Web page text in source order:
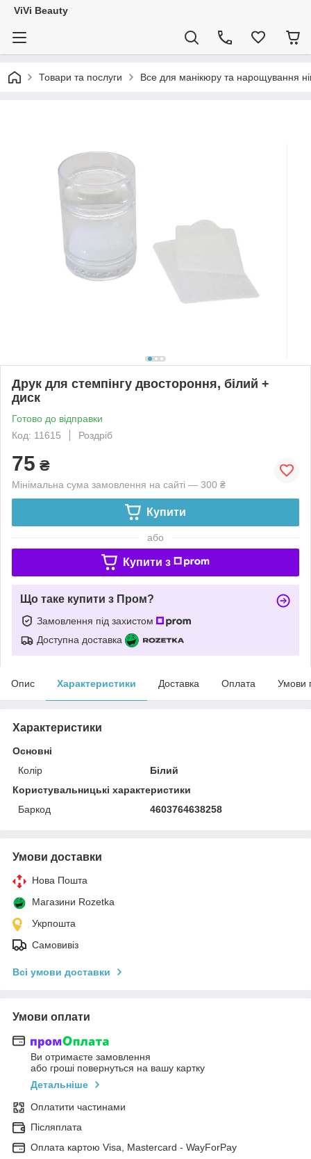
ViVi Beauty
Товари та послуги Все для манікюру та нарощування
Друк для стемпінгу двостороння, білий +
диск
Готово до відправки
Код: 11615
Роздріб
75 ₴
Мінімальна сума замовлення на сайті — 300 ₴
Купити
або
Купити з
Що таке купити з Пром?
Замовлення під захистом
Доступна доставка
Опис Характеристики Доставка Оплата Умови
Характеристики
Основні
Колір
Білий
Користувальницькі характеристики
Баркод
4603764638258
Умови доставки
Нова Пошта
Магазини Rozetka
Укрпошта
Самовивіз
Всі умови доставки
Умови оплати
Ви отримаєте замовлення
або гроші повернуться на вашу картку
Детальніше
Оплатити частинами
Післяплата
Оплата картою Visa, Mastercard - WayForPay